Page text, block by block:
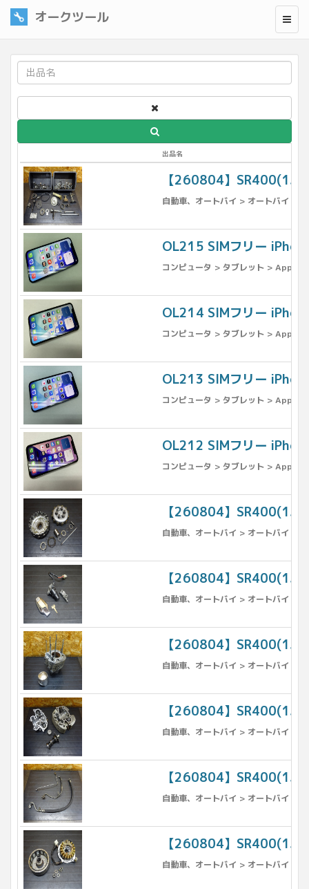
オークツール
出品名
【260804】
自動車、オートバイ > オートバイ >
OL215 SIMフリー
コンピュータ > タブレット > Apple
OL214 SIMフリー
コンピュータ > タブレット > Apple
OL213 SIMフリー
コンピュータ > タブレット > Apple
OL212 SIMフリー
コンピュータ > タブレット > Apple
【260804】
自動車、オートバイ > オートバイ >
【260804】
自動車、オートバイ > オートバイ >
【260804】
自動車、オートバイ > オートバイ >
【260804】
自動車、オートバイ > オートバイ >
【260804】
自動車、オートバイ > オートバイ >
【260804】
自動車、オートバイ > オートバイ >